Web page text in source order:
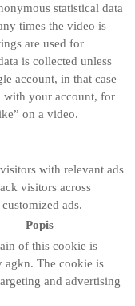
statistical data
times the video is
are used for
is collected unless
account, in that case
with your account, for
on a video.
with relevant ads
visitors across
ads.
Popis
of this cookie is
agkn. The cookie is
and advertising